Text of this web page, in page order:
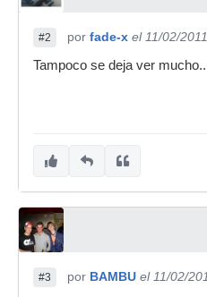
#2 por fade-x el 11/02/2011
Tampoco se deja ver
#3 por BAMBU el 11/02/